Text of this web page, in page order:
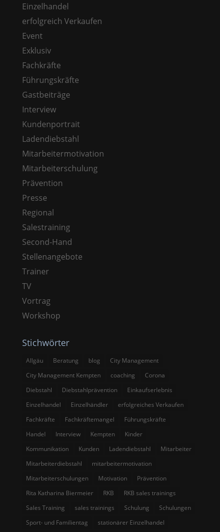
Einzelhandel
erfolgreich Verkaufen
Event
Exklusiv
Fachkräfte
Führungskräfte
Gastbeiträge
Interview
Kundenportrait
Ladendiebstahl
Mitarbeitermotivation
Mitarbeiterschulung
Prävention
Presse
Regional
Salestraining
Second-Hand
Stellenangebote
Trainer
TV
Vortrag
Workshop
Stichwörter
Allgäu Beratung blog
City Management
City Management Kempten
coaching
Corona
Diebstahl
Diebstahlprävention
Einkaufserlebnis
Einzelhandel
Einzelhändler
erfolgreiches Verkaufen
Fachkräfte
Fachkräftemangel
Führungskräfte
Handel
Interview Kempten
Kinder
Kommunikation
Kunden Ladendiebstahl
Mitarbeiter
Mitarbeiterdiebstahl
mitarbeitermotivation
Mitarbeiterschulungen
Motivation
Prävention
Rita Katharina Biermeier
RKB
RKB sales trainings
Sales Training
sales trainings Schulung
Schulungen
Sport- und Familientag
stationärer Einzelhandel